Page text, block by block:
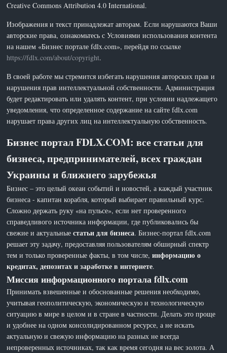
Creative Commons Attribution 4.0 International.
Изображения и текст принадлежат авторам. Если нарушаются Ваши
авторские права, ознакомьтесь с Условиями использования контента
на нашем «Бизнес портале fdlx.com», перейдя по ссылке
https://fdlx.com/about/copyright.
В своей работе мы стремится избегать нарушения авторских прав и
нарушения прав интеллектуальной собственности. Администрация
будет редактировать или удалять контент, при условии надлежащего
уведомления, что определенное содержание на сайте fdlx.com
нарушает права других лиц на интеллектуальную собственность.
Бизнес портал FDLX.COM: все статьи для
бизнеса, предпринимателей, всех граждан
Украины и ближнего зарубежья
Бизнес – это целый океан событий и новостей, а каждый участник
бизнеса - капитан корабля, который выбирает правильный курс.
Сложно держать руку «на пульсе», если нет проверенного
справедливого источника информации, где публиковались бы
свежие и актуальныестатьи для бизнеса. Бизнес-портал fdlx.com
решает эту задачу, предоставляя пользователям обширный спектр
тем и только проверенные факты, в том числе,информацию о
кредитах, депозитах и заработке в интернете.
Миссия информационного портала fdlx.com
Принимать взвешенные и обоснованные решения необходимо,
учитывая геополитическую, экономическую и технологическую
ситуацию в мире в целом и в стране в частности. Делать это проще
и удобнее на одном консолидированном ресурсе, а не искать
актуальную и свежую информацию на разных не всегда
непроверенных источниках, так как время сегодня на вес золота. А